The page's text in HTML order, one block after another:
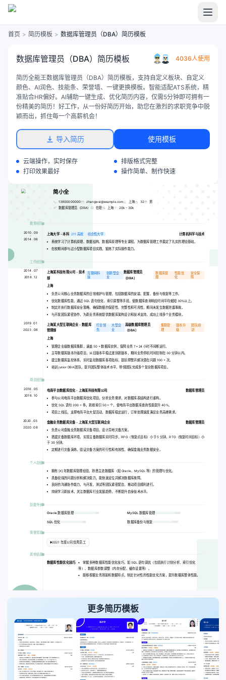
首页 > 简历模板 > 数据库管理员（DBA）简历模板
数据库管理员（DBA）简历模板 4036人使用
简历全能王数据库管理员（DBA）简历模板，支持自定义板块、自定义
颜色、AI润色、技能条、荣誉墙、一键更换模板。智能适配ATS系统，精
准贴合HR偏好。AI辅助一键生成、优化简历内容，仅需5分钟即可拥有一
份精美的简历！好工作，从一份好简历开始，助您在激烈的求职竞争中脱
颖而出，抓住每一个高薪机会！
导入简历 使用模板
云端操作，实时保存
排版格式完整
打印效果最好
操作简单、制作快速
简小全
13800000000 zhangwei@example.com 上海 32
男
数据库管理员（DBA）
在职 上海 20k - 30k
教育经历
2010 . 09
-
2014 . 06
上海大学 - 本科 211 高校 综合性大学
计算机科学与技术
系统学习了计算机原理、数据结构、数据库原理等专业课程，为数据库管理工作奠定了扎实的理论基础。
在校期间参与过小型数据库项目实践，锻炼了实际操作能力。
工作经历
2014 . 07
-
2018 . 12
上海某科技有限公司 - 技术
部
互联网科
技
创新型企
业
数据库管理员
（DBA）
数据库管
理
性能优
化
安全保
障
上海
负责公司核心业务数据库的日常维护与管理，包括数据库的安装、配置、备份与恢复等工作。
优化数据库性能，通过 SQL 语句优化、索引调整等手段，使数据库查询响应时间平均缩短 30%以上。
制定并执行数据库安全策略，确保数据的保密性、完整性和可用性，期间未发生数据泄露事故。
与开发团队紧密协作，为新业务系统提供数据库架构设计和技术支持，成功上线多个业务模块。
2019 . 01
-
2023 . 06
上海某大型互联网企业 - 数据库
管理部
行业领
先
大型企
业
高级数据库管理员
（DBA）
集群管
理
版本升
级
团队培
训
上海
管理企业级数据库集群，涵盖 50 + 数据库实例，保障业务 7 * 24 小时不间断运行。
主导数据库版本升级项目，从旧版本平稳过渡到新版本，期间业务停机时间控制在 30 分钟以内。
建立数据库监控体系，实时监控数据库各项指标，提前预警并解决潜在问题 100 + 次。
培训 junior DBA 团队，提升团队整体技术水平，带领团队完成多个复杂数据库项目。
项目经历
2016 . 05
-
2016 . 10
电商平台数据库优化 - 上海某科技有限公司
数据库管理员
参与公司电商平台数据库优化项目，分析业务需求，对数据库表结构进行重构。
优化 SQL 语句 200 + 条，新增索引 50 + 个，使电商平台数据库查询性能提升 40%。
项目上线后，支撑电商平台大促活动，数据库稳定运行，订单处理速度满足业务高峰需求。
2020 . 03
-
2020 . 08
金融业务数据库灾备- 上海某大型互联网企业 数据库管理员
负责公司金融业务数据库灾备项目，设计异地灾备方案。
搭建灾备数据库环境，实现主备数据库实时同步，RPO（恢复点目标）小于 5 分钟，RTO（恢复时间目标）小
于 30 分钟。
定期进行灾备演练，验证灾备方案的可行性和有效性，确保金融业务数据安全。
个人总结
拥有 [X] 年数据库管理经验，熟悉主流数据库（如 Oracle、MySQL 等）的管理与优化。
具备较强的问题分析和解决能力，能快速定位并解决数据库故障。
良好的沟通协作能力，与开发、测试等团队紧密配合，推动项目顺利进行。
持续学习新技术，关注数据库行业发展趋势，不断提升自身技术水平。
技能专长
Oracle 数据库管理 MySQL 数据库管理
SQL 优化 数据库备份与恢复
荣誉奖项
2021 年度公司优秀员工
其他信息
数据库性能优化技巧: 掌握多种数据库性能优化技巧，如 SQL 语句调优（包括执行计划分析、索引优化
等）、数据库参数调整（内存分配、缓存设置等）。
能够根据业务场景和数据特点，制定针对性的性能优化方案，提升数据库整体性能。
更多简历模板